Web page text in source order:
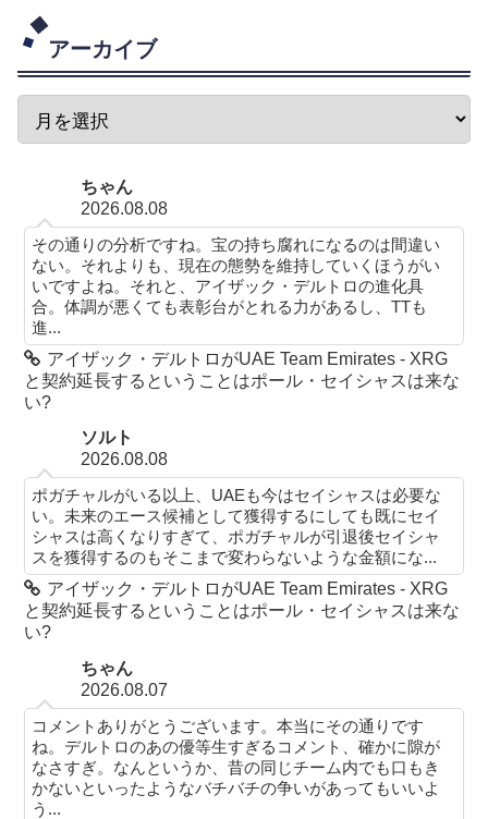
アーカイブ
ちゃん
2026.08.08
その通りの分析ですね。宝の持ち腐れになるのは間違い
ない。それよりも、現在の態勢を維持していくほうがい
いですよね。それと、アイザック・デルトロの進化具
合。体調が悪くても表彰台がとれる力があるし、TTも
進...
アイザック・デルトロがUAE Team Emirates - XRG
と契約延長するということはポール・セイシャスは来な
い?
ソルト
2026.08.08
ポガチャルがいる以上、UAEも今はセイシャスは必要な
い。未来のエース候補として獲得するにしても既にセイ
シャスは高くなりすぎて、ポガチャルが引退後セイシャ
スを獲得するのもそこまで変わらないような金額にな...
アイザック・デルトロがUAE Team Emirates - XRG
と契約延長するということはポール・セイシャスは来な
い?
ちゃん
2026.08.07
コメントありがとうございます。本当にその通りです
ね。デルトロのあの優等生すぎるコメント、確かに隙が
なさすぎ。なんというか、昔の同じチーム内でも口もき
かないといったようなバチバチの争いがあってもいいよ
う...